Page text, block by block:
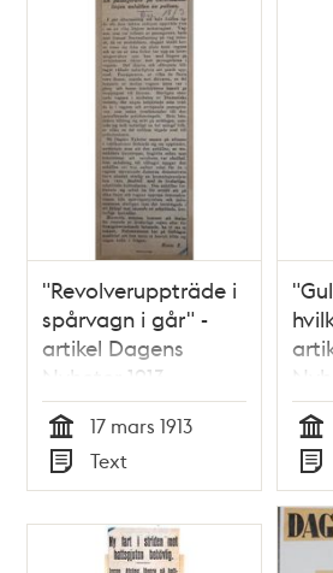
"Revolveruppträde i
spårvagn i går" -
artikel Dagens
Nyheter 1913
Tid
17 mars 1913
Typ
Text Tid
Typ